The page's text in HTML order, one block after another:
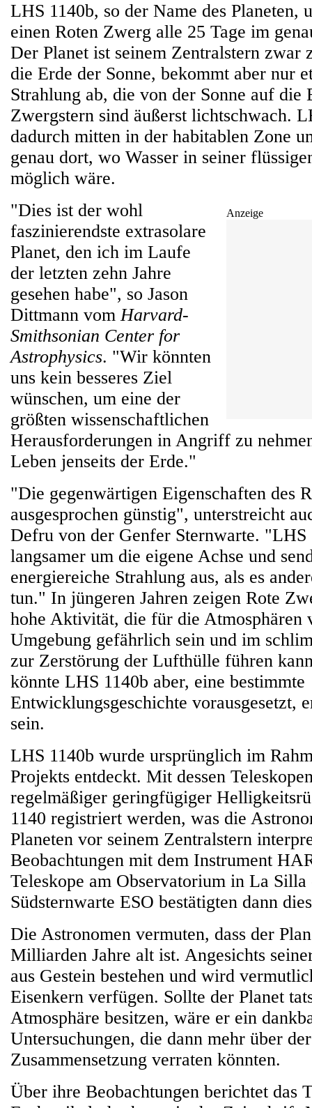
LHS 1140b, so der Name des Planeten,
einen Roten Zwerg alle 25 Tage im
Der Planet ist seinem Zentralstern zwar
die Erde der Sonne, bekommt aber nur
Strahlung ab, die von der Sonne auf die
Zwergstern sind äußerst lichtschwach.
dadurch mitten in der habitablen Zone
genau dort, wo Wasser in seiner
möglich wäre.
Anzeige
"Dies ist der wohl
faszinierendste extrasolare
Planet, den ich im Laufe
der letzten zehn Jahre
gesehen habe", so Jason
Dittmann vomHarvard-
Smithsonian Center for
Astrophysics. "Wir könnten
uns kein besseres Ziel
wünschen, um eine der
größten wissenschaftlichen
Herausforderungen in Angriff zu
Leben jenseits der Erde."
"Die gegenwärtigen Eigenschaften des
ausgesprochen günstig", unterstreicht
Defru von der Genfer Sternwarte. "LHS
langsamer um die eigene Achse und
energiereiche Strahlung aus, als es
tun." In jüngeren Jahren zeigen Rote
hohe Aktivität, die für die Atmosphären
Umgebung gefährlich sein und im
zur Zerstörung der Lufthülle führen
könnte LHS 1140b aber, eine bestimmte
Entwicklungsgeschichte vorausgesetzt,
sein.
LHS 1140b wurde ursprünglich im
Projekts entdeckt. Mit dessen
regelmäßiger geringfügiger
1140 registriert werden, was die
Planeten vor seinem Zentralstern
Beobachtungen mit dem Instrument
Teleskope am Observatorium in La Silla
Südsternwarte ESO bestätigten dann
Die Astronomen vermuten, dass der
Milliarden Jahre alt ist. Angesichts
aus Gestein bestehen und wird
Eisenkern verfügen. Sollte der Planet
Atmosphäre besitzen, wäre er ein
Untersuchungen, die dann mehr über
Zusammensetzung verraten könnten.
Über ihre Beobachtungen berichtet das